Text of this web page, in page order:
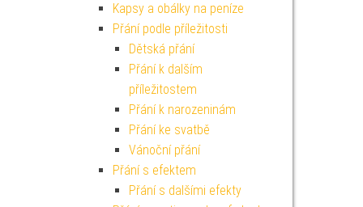
Kapsy a obálky na peníze
Přání podle příležitosti
Dětská přání
Přání k dalším
příležitostem
Přání k narozeninám
Přání ke svatbě
Vánoční přání
Přání s efektem
Přání s dalšími efekty